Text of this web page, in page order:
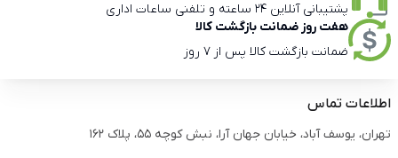
پشتیبانی آنلاین 24 ساعته و تلفنی ساعات اداری
هفت روز ضمانت بازگشت کالا
ضمانت بازگشت کالا پس از 7 روز
اطلاعات تماس
تهران، یوسف آباد، خیابان جهان آرا، نبش کوچه 55، پلاک 162